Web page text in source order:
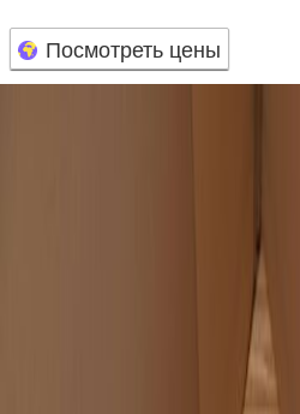
Посмотреть цены